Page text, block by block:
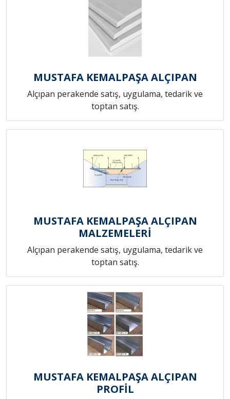
MUSTAFA KEMALPAŞA ALÇIPAN
Alçıpan perakende satış, uygulama, tedarik ve
toptan satış.
MUSTAFA KEMALPAŞA ALÇIPAN
MALZEMELERİ
Alçıpan perakende satış, uygulama, tedarik ve
toptan satış.
MUSTAFA KEMALPAŞA ALÇIPAN
PROFİL